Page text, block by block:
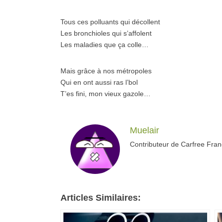
Tous ces polluants qui décollent
Les bronchioles qui s’affolent
Les maladies que ça colle…
Mais grâce à nos métropoles
Qui en ont aussi ras l’bol
T’es fini, mon vieux gazole…
Muelair
Contributeur de Carfree
Articles Similaires: